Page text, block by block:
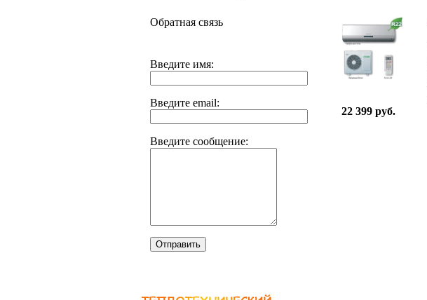
Обратная связь
Введите имя:
Введите email:
Введите сообщение:
Отправить
22 399 руб.